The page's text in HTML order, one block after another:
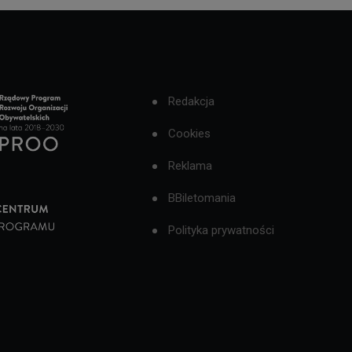
Redakcja
Cookies
Reklama
BBiletomania
Polityka prywatności